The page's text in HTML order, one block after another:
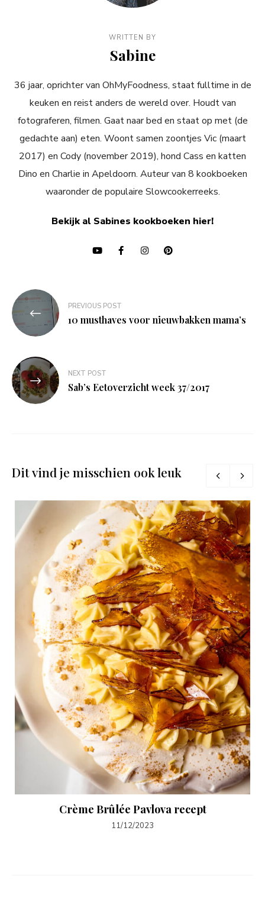
WRITTEN BY
Sabine
36 jaar, oprichter van OhMyFoodness, staat fulltime in de
keuken en reist anders de wereld over. Houdt van
fotograferen, filmen. Gaat naar bed en staat op met (de
gedachte aan) eten. Woont samen zoontjes Vic (maart
2017) en Cody (november 2019), hond Cass en katten
Dino en Charlie in Apeldoorn. Auteur van 8 kookboeken
waaronder de populaire Slowcookerreeks.
Bekijk al Sabines kookboeken hier!
Bericht
navigatie
PREVIOUS POST
10 musthaves voor nieuwbakken mama’s
NEXT POST
Sab’s Eetoverzicht week 37/2017
Dit vind je misschien ook leuk
Crème Brûlée Pavlova recept
11/12/2023